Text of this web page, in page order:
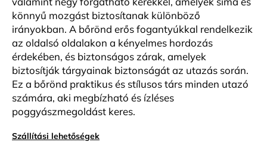
könnyű mozgást biztosítanak különböző
irányokban. A bőrönd erős fogantyúkkal rendelkezik
az oldalsó oldalakon a kényelmes hordozás
érdekében, és biztonságos zárak, amelyek
biztosítják tárgyainak biztonságát az utazás során.
Ez a bőrönd praktikus és stílusos társ minden utazó
számára, aki megbízható és ízléses
poggyászmegoldást keres.
Szállítási lehetőségek
23
440
Ft